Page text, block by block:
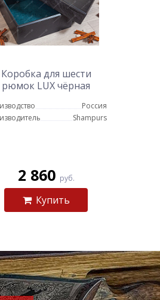
Коробка для шести
рюмок LUX чёрная
Россия
Shampurs
2 860 руб.
Купить